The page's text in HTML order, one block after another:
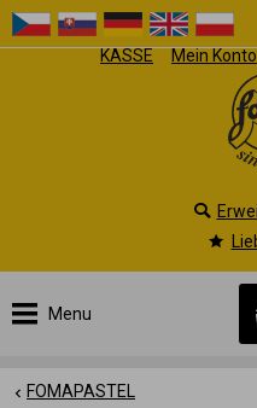
KASSE Mein Konto
Menu
FOMAPASTEL